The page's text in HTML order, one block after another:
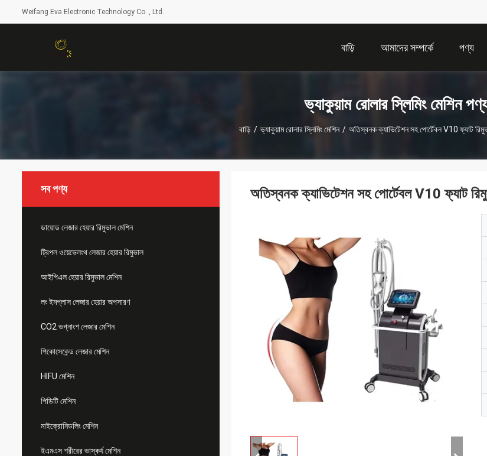
Weifang Eva Electronic Technology Co. , Ltd.
বাড়ি আমাদের সম্পর্কে পণ্য
ভ্যাকুয়াম রোলার স্লিমিং মেশিন
বাড়ি / ভ্যাকুয়াম রোলার স্লিমিং মেশিন / অতিস্বনক ক্যাভিটেশন সহ পোর্টেবল V10 ফ্যাট
সব পণ্য
ডায়োড লেজার হেয়ার রিমুভাল মেশিন
ট্রিপল ওয়েভেলংথ লেজার হেয়ার রিমুভাল
আইপিএল হেয়ার রিমুভাল মেশিন
লং ইমপ্লাস লেজার হেয়ার অপসারণ
CO2 ভগ্নাংশ লেজার মেশিন
পিকোসেকেন্ড লেজার মেশিন
HIFU মেশিন
পিডিটি মেশিন
মাইক্রোনিডলিং মেশিন
ইএমএস শরীরের ভাস্কর্য মেশিন
অতিস্বনক ক্যাভিটেশন সহ পোর্টেবল V10 ফ্যাট